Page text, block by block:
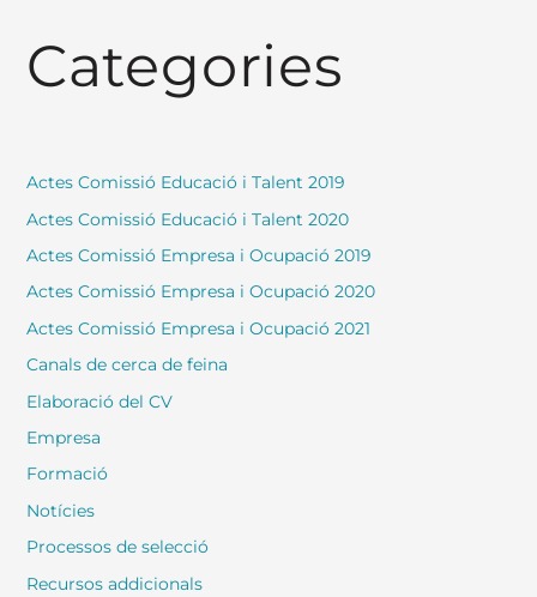
Categories
Actes Comissió Educació i Talent 2019
Actes Comissió Educació i Talent 2020
Actes Comissió Empresa i Ocupació 2019
Actes Comissió Empresa i Ocupació 2020
Actes Comissió Empresa i Ocupació 2021
Canals de cerca de feina
Elaboració del CV
Empresa
Formació
Notícies
Processos de selecció
Recursos addicionals